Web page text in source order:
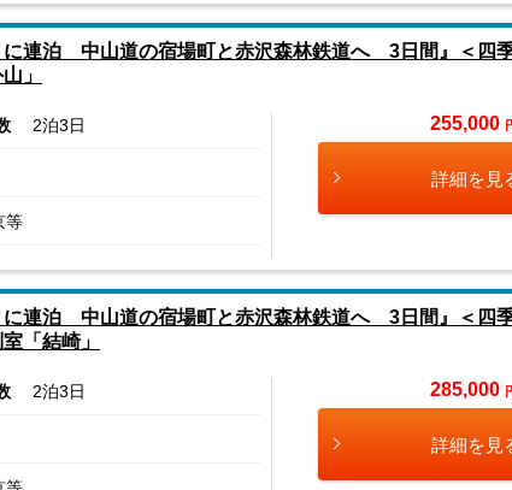
に連泊 中山道の宿場町と赤沢森林鉄道へ 3日間』＜四
」
2泊3日
等
255,000
詳細を見
に連泊 中山道の宿場町と赤沢森林鉄道へ 3日間』＜四
「結崎」
2泊3日 285,000
詳細を見